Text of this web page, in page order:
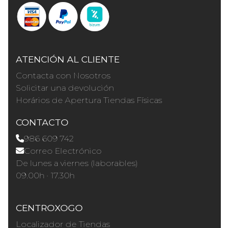
ATENCIÓN AL CLIENTE
Contacta con Nosotros
Solicitar una devolución
Horários de Apertura Tiendas Físicas
CONTACTO
986 609 742
Correo Electrónico
De lunes a viernes (laborables)
09.00h · 17.30h
CENTROXOGO
Localizador de Tiendas